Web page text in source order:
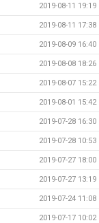
2019-08-11 19:19
2019-08-11 17:38
2019-08-09 16:40
2019-08-08 18:26
2019-08-07 15:22
2019-08-01 15:42
2019-07-28 16:30
2019-07-28 10:53
2019-07-27 18:00
2019-07-27 13:19
2019-07-24 11:08
2019-07-17 10:02